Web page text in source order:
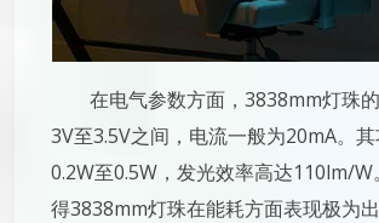
在电气参数方面，3838mm灯珠
3V至3.5V之间，电流一般为20mA。
0.2W至0.5W，发光效率高达110lm/
得3838mm灯珠在能耗方面表现极为